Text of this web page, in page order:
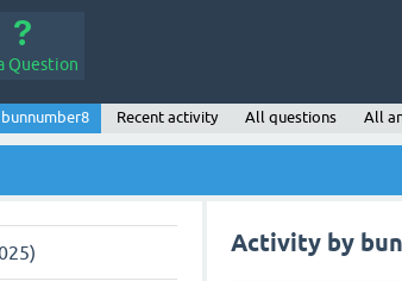
Question
Recent activity All questions All
Activity by